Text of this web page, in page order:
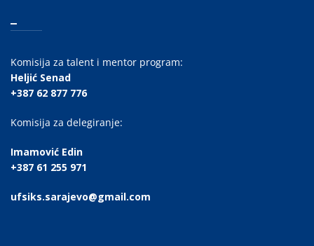
Komisija za talent i mentor program:
Heljić Senad
+387 62 877 776
Komisija za delegiranje:
Imamović Edin
+387 61 255 971
ufsiks.sarajevo@gmail.com